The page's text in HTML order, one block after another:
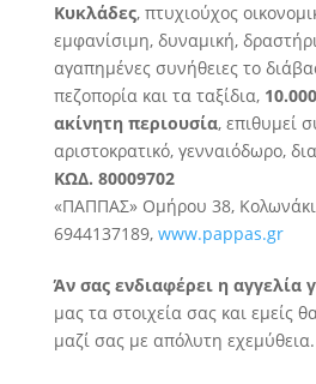
Κυκλάδες, πτυχιούχος
εμφανίσιμη, δυναμική,
αγαπημένες συνήθειες το
πεζοπορία και τα ταξίδια,
ακίνητη περιουσία, επιθυμεί
αριστοκρατικό, γενναιόδωρο,
ΚΩΔ. 80009702
«ΠΑΠΠΑΣ» Ομήρου 38,
6944137189, www.pappas.gr
Άν σας ενδιαφέρει η αγγελία
μας τα στοιχεία σας και εμείς
μαζί σας με απόλυτη εχεμύθεια.